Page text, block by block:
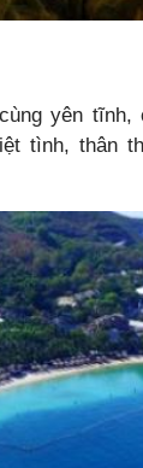
yên tĩnh,
tình, thân